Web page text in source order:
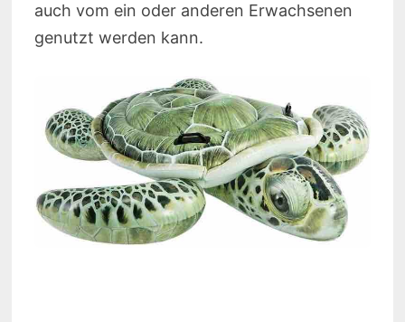
auch vom ein oder anderen Erwachsenen
genutzt werden kann.